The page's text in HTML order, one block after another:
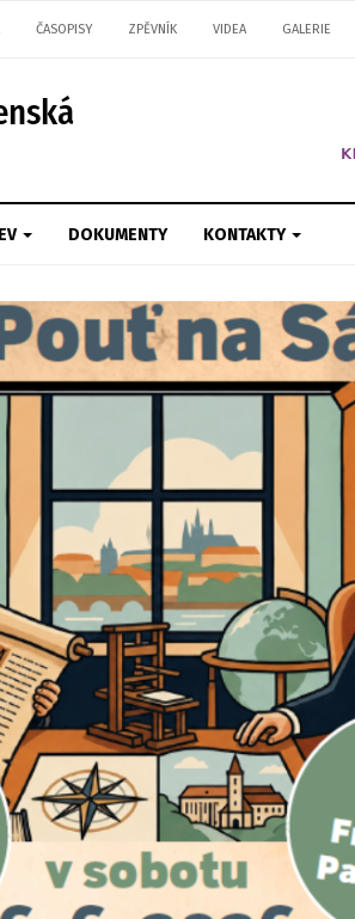
ČASOPISY ZPĚVNÍK VIDEA GALERIE
DOKUMENTY KONTAKTY